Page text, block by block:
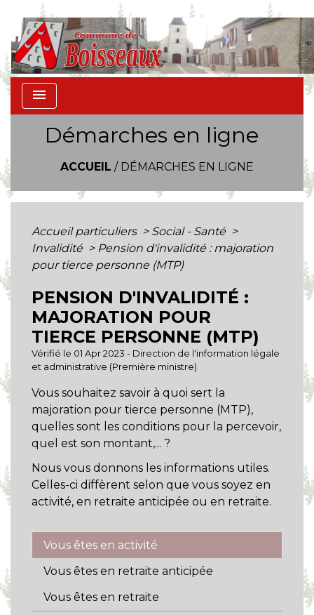
menu
Démarches en ligne
ACCUEIL / DÉMARCHES EN LIGNE
Accueil particuliers > Social - Santé >
Invalidité > Pension d'invalidité : majoration
pour tierce personne (MTP)
PENSION D'INVALIDITÉ :
MAJORATION POUR
TIERCE PERSONNE (MTP)
Vérifié le 01 Apr 2023 - Direction de l'information légale
et administrative (Première ministre)
Vous souhaitez savoir à quoi sert la
majoration pour tierce personne (MTP),
quelles sont les conditions pour la percevoir,
quel est son montant,... ?
Nous vous donnons les informations utiles.
Celles-ci diffèrent selon que vous soyez en
activité, en retraite anticipée ou en retraite.
Vous êtes en activité
Vous êtes en retraite anticipée
Vous êtes en retraite